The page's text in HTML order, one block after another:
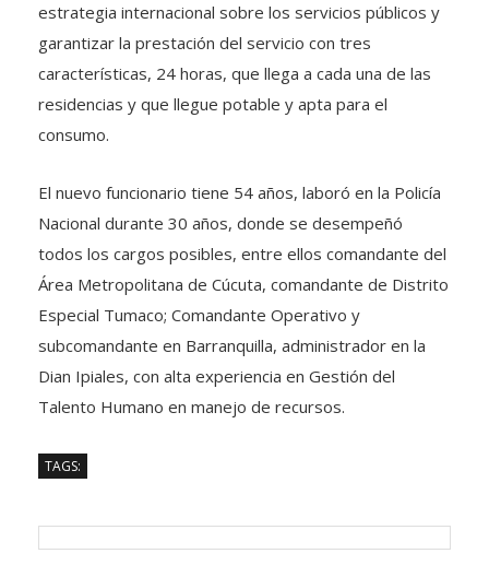
estrategia internacional sobre los servicios públicos y
garantizar la prestación del servicio con tres
características, 24 horas, que llega a cada una de las
residencias y que llegue potable y apta para el
consumo.
El nuevo funcionario tiene 54 años, laboró en la Policía
Nacional durante 30 años, donde se desempeñó
todos los cargos posibles, entre ellos comandante del
Área Metropolitana de Cúcuta, comandante de Distrito
Especial Tumaco; Comandante Operativo y
subcomandante en Barranquilla, administrador en la
Dian Ipiales, con alta experiencia en Gestión del
Talento Humano en manejo de recursos.
TAGS: